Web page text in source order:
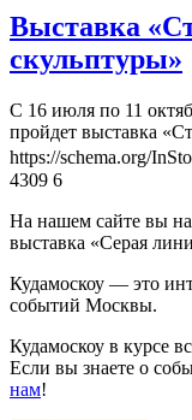
Выставка
скульптуры»
С 16 июля по 11
пройдет выставка
https://schema.org/
4309 6
На нашем сайте вы
выставка «Серая
Кудамоскоу — это
событий Москвы.
Кудамоскоу в курсе
Если вы знаете о
нам!